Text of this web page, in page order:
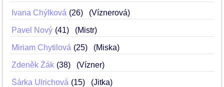
Ivana Chýlková 26 (Víznerová)
Pavel Nový 41 (Mistr)
Miriam Chytilová 25 (Miska)
Zdeněk Žák 38 (Vízner)
Šárka Ulrichová 15 (Jitka)